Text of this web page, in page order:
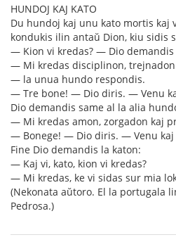
HUNDOJ KAJ KATO
Du hundoj kaj unu kato mortis kaj
kondukis ilin antaŭ Dion, kiu sidis
— Kion vi kredas? — Dio
— Mi kredas disciplinon,
— la unua hundo respondis.
— Tre bone! — Dio diris. — Venu
Dio demandis same al la alia
— Mi kredas amon, zorgadon kaj
— Bonege! — Dio diris. — Venu kaj
Fine Dio demandis la katon:
— Kaj vi, kato, kion vi kredas?
— Mi kredas, ke vi sidas sur mia
(Nekonata aŭtoro. El la portugala
Pedrosa.)